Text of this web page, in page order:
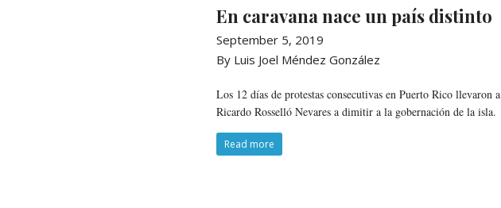
En caravana nace un país distinto
September 5, 2019
By Luis Joel Méndez González
Los 12 días de protestas consecutivas en Puerto Rico llevaron a
Ricardo Rosselló Nevares a dimitir a la gobernación de la isla.
Read more